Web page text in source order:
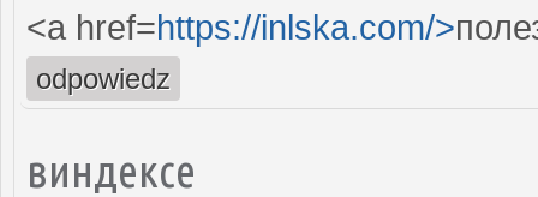
<a href=https://inlska.com/>
odpowiedz
виндексе